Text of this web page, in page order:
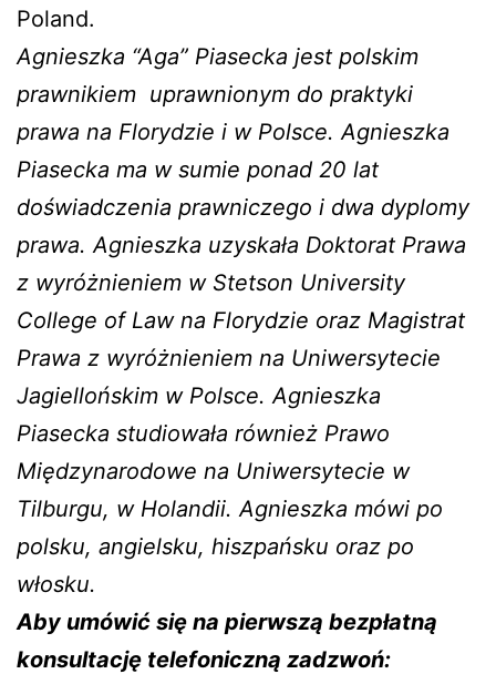
Poland.
Agnieszka “Aga” Piasecka jest polskim
prawnikiem uprawnionym do praktyki
prawa na Florydzie i w Polsce. Agnieszka
Piasecka ma w sumie ponad 20 lat
doświadczenia prawniczego i dwa dyplomy
prawa. Agnieszka uzyskała Doktorat Prawa
z wyróżnieniem w Stetson University
College of Law na Florydzie oraz Magistrat
Prawa z wyróżnieniem na Uniwersytecie
Jagiellońskim w Polsce. Agnieszka
Piasecka studiowała również Prawo
Międzynarodowe na Uniwersytecie w
Tilburgu, w Holandii. Agnieszka mówi po
polsku, angielsku, hiszpańsku oraz po
włosku.
Aby umówić się na pierwszą bezpłatną
konsultację telefoniczną zadzwoń: